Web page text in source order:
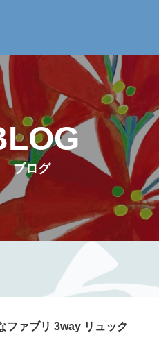
ブログ
ファブリ 3way リュック